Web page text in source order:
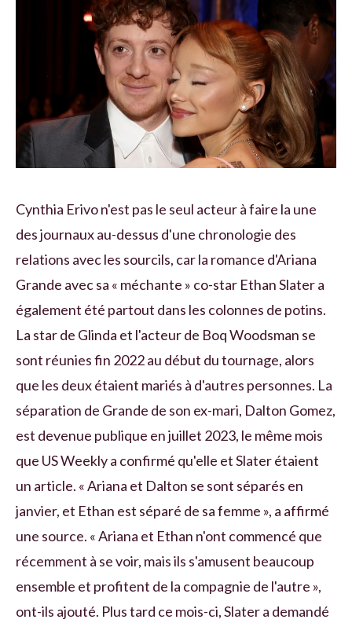
Cynthia Erivo n'est pas le seul acteur à faire la une
des journaux au-dessus d'une chronologie des
relations avec les sourcils, car la romance d'Ariana
Grande avec sa « méchante » co-star Ethan Slater a
également été partout dans les colonnes de potins.
La star de Glinda et l'acteur de Boq Woodsman se
sont réunies fin 2022 au début du tournage, alors
que les deux étaient mariés à d'autres personnes. La
séparation de Grande de son ex-mari, Dalton Gomez,
est devenue publique en juillet 2023, le même mois
que US Weekly a confirmé qu'elle et Slater étaient
un article. « Ariana et Dalton se sont séparés en
janvier, et Ethan est séparé de sa femme », a affirmé
une source. « Ariana et Ethan n'ont commencé que
récemment à se voir, mais ils s'amusent beaucoup
ensemble et profitent de la compagnie de l'autre »,
ont-ils ajouté. Plus tard ce mois-ci, Slater a demandé